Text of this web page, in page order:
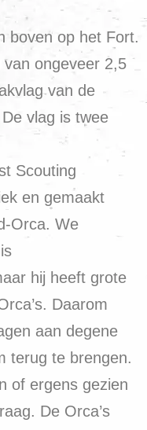
boven op het Fort.
ongeveer 2,5
van de
vlag is twee
Scouting
en gemaakt
Orca. We
hij heeft grote
Daarom
aan degene
terug te brengen.
of ergens gezien
De Orca’s